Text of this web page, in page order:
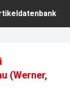
(Werner,